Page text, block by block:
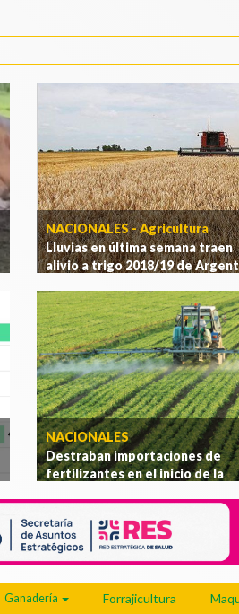
NACIONALES - Agricultura
Lluvias en última semana traen
alivio a trigo 2018/19 de
NACIONALES
Destraban importaciones de
fertilizantes en el inicio de la
Ganadería Forrajicultura